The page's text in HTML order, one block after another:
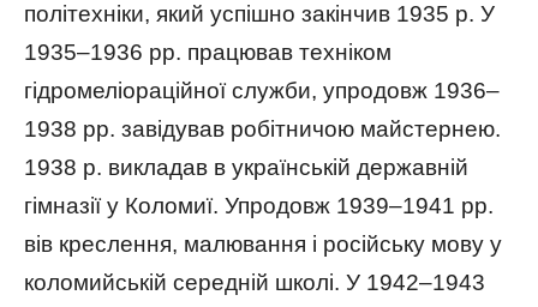
політехніки, який успішно закінчив 1935 р. У
1935–1936 рр. працював техніком
гідромеліораційної служби, упродовж 1936–
1938 рр. завідував робітничою майстернею.
1938 р. викладав в українській державній
гімназії у Коломиї. Упродовж 1939–1941 рр.
вів креслення, малювання і російську мову у
коломийській середній школі. У 1942–1943